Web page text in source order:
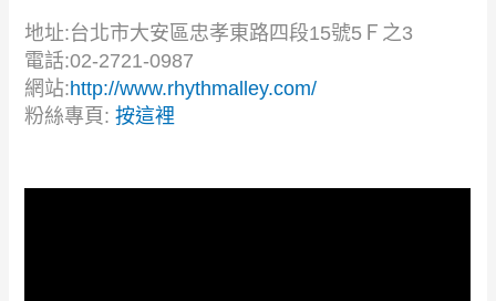
地址:台北市大安區忠孝東路四段15號5Ｆ之3
電話:02-2721-0987
網站:http://www.rhythmalley.com/
粉絲專頁:按這裡